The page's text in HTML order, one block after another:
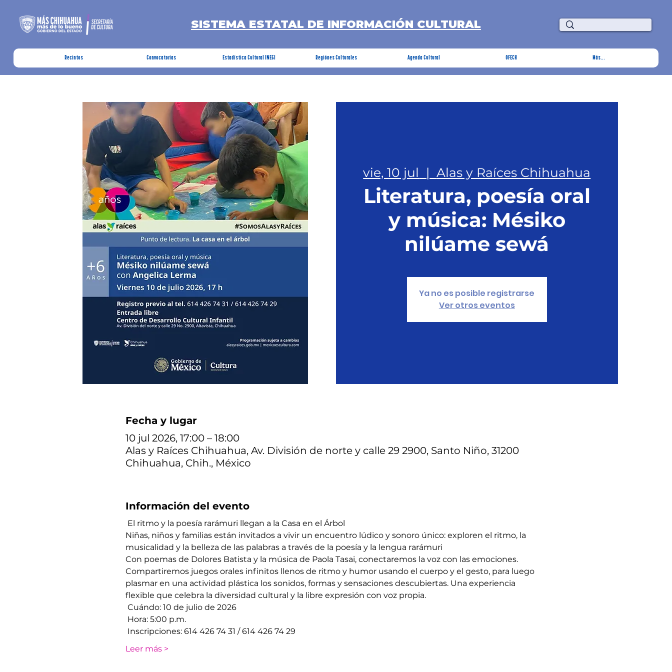
SISTEMA ESTATAL DE INFORMACIÓN CULTURAL
Recintos Convocatorias Estadística Cultural INEGI Regiónes Culturales Agenda Cultural OFECH Más...
vie, 10 jul
  |
Alas y Raíces Chihuahua
Literatura, poesía oral
y música: Mésiko
nilúame sewá
Ya no es posible registrarse
Ver otros eventos
Fecha y lugar
10 jul 2026, 17:00 – 18:00
Alas y Raíces Chihuahua, Av. División de norte y calle 29 2900, Santo Niño, 31200
Chihuahua, Chih., México
Información del evento
El ritmo y la poesía rarámuri llegan a la Casa en el Árbol
Niñas, niños y familias están invitados a vivir un encuentro lúdico y sonoro único: exploren el ritmo, la
musicalidad y la belleza de las palabras a través de la poesía y la lengua rarámuri
Con poemas de Dolores Batista y la música de Paola Tasai, conectaremos la voz con las emociones.
Compartiremos juegos orales infinitos llenos de ritmo y humor usando el cuerpo y el gesto, para luego
plasmar en una actividad plástica los sonidos, formas y sensaciones descubiertas. Una experiencia
flexible que celebra la diversidad cultural y la libre expresión con voz propia.
Cuándo: 10 de julio de 2026
Hora: 5:00 p.m.
Inscripciones: 614 426 74 31 / 614 426 74 29
Leer más >